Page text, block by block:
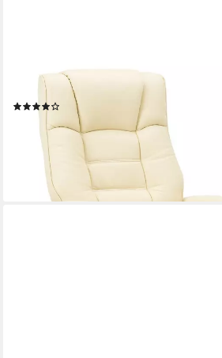
TV-Sessel M Relaxsessel mit Hocker
Relaxsessel mit Hocker), mit Relaxfunktion
(68)
UVP
lieferbar - in 3-4 Werktagen bei dir